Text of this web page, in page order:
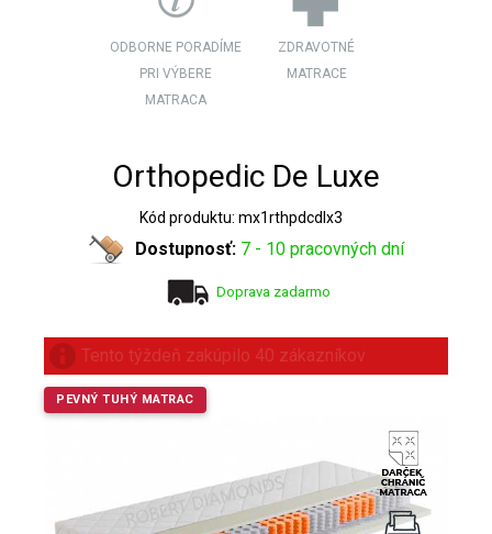
ODBORNE PORADÍME
PRI VÝBERE
MATRACA
ZDRAVOTNÉ
MATRACE
Orthopedic De Luxe
Kód produktu: mx1rthpdcdlx3
Dostupnosť: 7 - 10 pracovných dní
Doprava zadarmo
Tento týždeň zakúpilo 40 zákazníkov
PEVNÝ TUHÝ MATRAC